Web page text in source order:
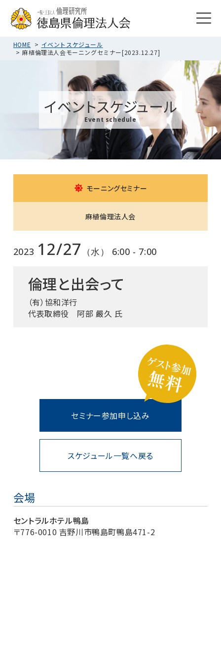
HOME
イベントスケジュール
麻植倫理法人会モーニングセミナー[2023.12.27]
イベントスケジュール
Event schedule
モーニングセミナー
麻植倫理法人会
2023 12/27 （水） 6:00 - 7:00
倫理と出会って
（有）協和洋行
代表取締役 阿部 嚴久 氏
スケジュール一覧へ戻る
セミナー参加申し込み
会場
セントラルホテル鴨島
〒776-0010 吉野川市鴨島町鴨島471-2